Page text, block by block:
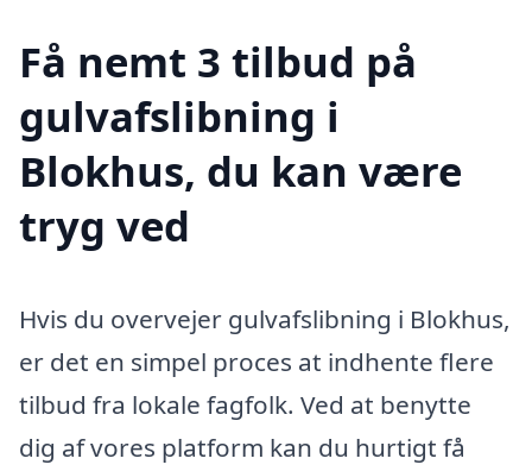
Få nemt 3 tilbud på
gulvafslibning i
Blokhus, du kan være
tryg ved
Hvis du overvejer gulvafslibning i Blokhus,
er det en simpel proces at indhente flere
tilbud fra lokale fagfolk. Ved at benytte
dig af vores platform kan du hurtigt få